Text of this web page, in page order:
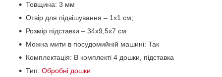
Товщина: 3 мм
Отвір для підвішування – 1х1 см;
Розмір підставки – 34х9,5х7 см
Можна мити в посудомийній машині: Так
Комплектація: В комплекті 4 дошки, підставка
Тип: Обробні дошки